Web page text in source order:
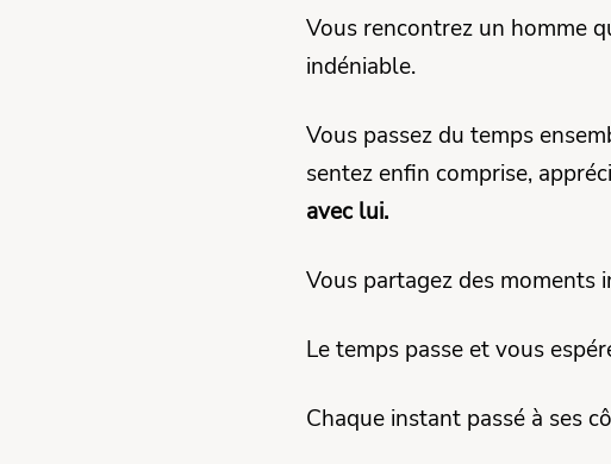
Vous rencontrez un homme
indéniable.
Vous passez du temps
sentez enfin comprise,
avec lui.
Vous partagez des moments
Le temps passe et vous
Chaque instant passé à ses